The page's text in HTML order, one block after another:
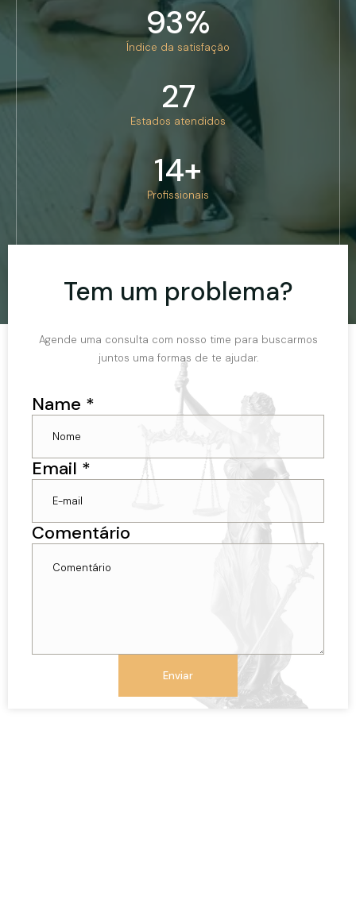
Índice da satisfação
93%
Estados atendidos
27
Profissionais
14+
Tem um problema?
Agende uma consulta com nosso time para buscarmos
juntos uma formas de te ajudar.
Name *
Email *
Comentário
Enviar